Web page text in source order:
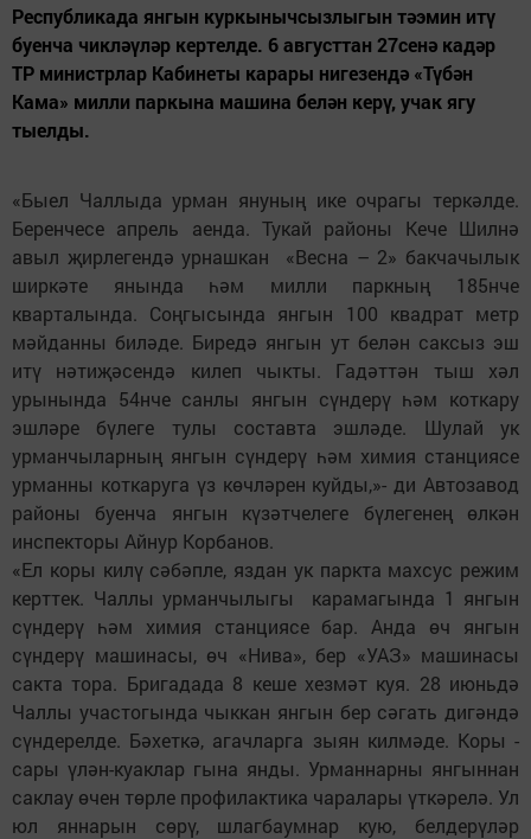
Республикада янгын куркынычсызлыгын тәэмин итү
буенча чикләүләр кертелде. 6 августтан 27сенә кадәр
ТР министрлар Кабинеты карары нигезендә «Түбән
Кама» милли паркына машина белән керү, учак ягу
тыелды.
«Быел Чаллыда урман януның ике очрагы теркәлде.
Беренчесе апрель аенда. Тукай районы Кече Шилнә
авыл җирлегендә урнашкан «Весна – 2» бакчачылык
ширкәте янында һәм милли паркның 185нче
кварталында. Соңгысында янгын 100 квадрат метр
мәйданны биләде. Биредә янгын ут белән саксыз эш
итү нәтиҗәсендә килеп чыкты. Гадәттән тыш хәл
урынында 54нче санлы янгын сүндерү һәм коткару
эшләре бүлеге тулы составта эшләде. Шулай ук
урманчыларның янгын сүндерү һәм химия станциясе
урманны коткаруга үз көчләрен куйды,»- ди Автозавод
районы буенча янгын күзәтчелеге бүлегенең өлкән
инспекторы Айнур Корбанов.
«Ел коры килү сәбәпле, яздан ук паркта махсус режим
керттек. Чаллы урманчылыгы карамагында 1 янгын
сүндерү һәм химия станциясе бар. Анда өч янгын
сүндерү машинасы, өч «Нива», бер «УАЗ» машинасы
сакта тора. Бригадада 8 кеше хезмәт куя. 28 июньдә
Чаллы участогында чыккан янгын бер сәгать дигәндә
сүндерелде. Бәхеткә, агачларга зыян килмәде. Коры -
сары үлән-куаклар гына янды. Урманнарны янгыннан
саклау өчен төрле профилактика чаралары үткәрелә. Ул
юл яннарын сөрү, шлагбаумнар кую, белдерүләр